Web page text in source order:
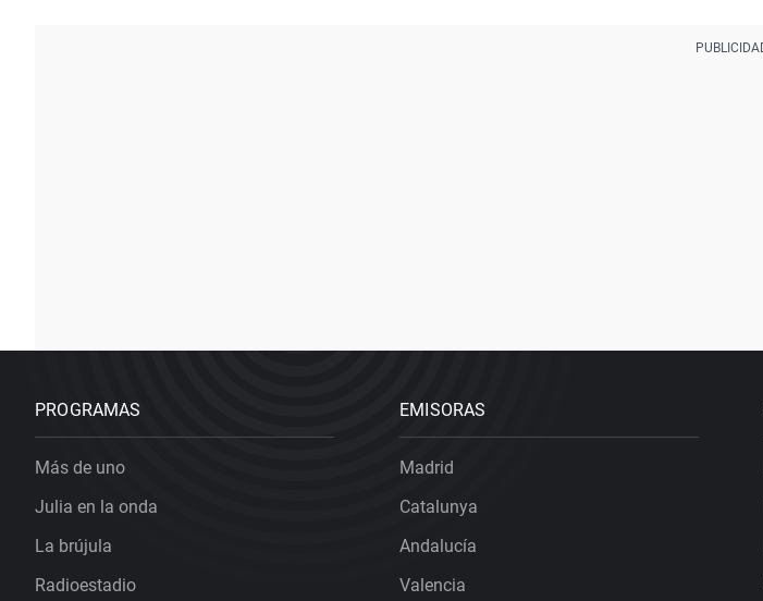
PROGRAMAS
Más de uno
Julia en la onda
La brújula
Radioestadio
EMISORAS
Madrid
Catalunya
Andalucía
Valencia